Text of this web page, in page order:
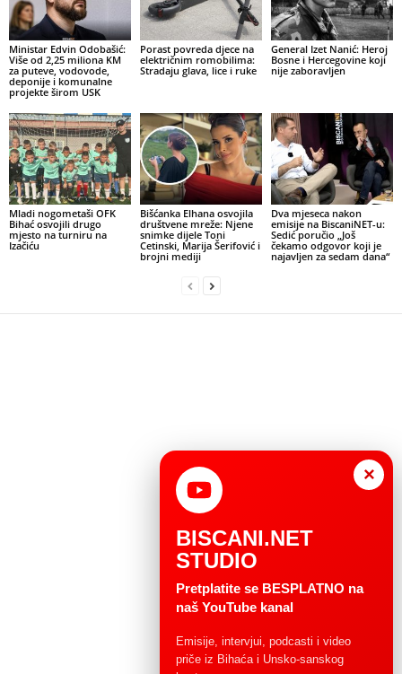
Ministar Edvin Odobašić:
Više od 2,25 miliona KM
za puteve, vodovode,
deponije i komunalne
projekte širom USK
Porast povreda djece na
električnim romobilima:
Stradaju glava, lice i ruke
General Izet Nanić: Heroj
Bosne i Hercegovine koji
nije zaboravljen
Mladi nogometaši OFK
Bihać osvojili drugo
mjesto na turniru na
Izačiću
Bišćanka Elhana osvojila
društvene mreže: Njene
snimke dijele Toni
Cetinski, Marija Šerifović i
brojni mediji
Dva mjeseca nakon
emisije na BiscaniNET-u:
Sedić poručio „Još
čekamo odgovor koji je
najavljen za sedam dana“
×
BISCANI.NET
STUDIO
Pretplatite se BESPLATNO na
naš YouTube kanal
Emisije, intervjui, podcasti i video
priče iz Bihaća i Unsko-sanskog